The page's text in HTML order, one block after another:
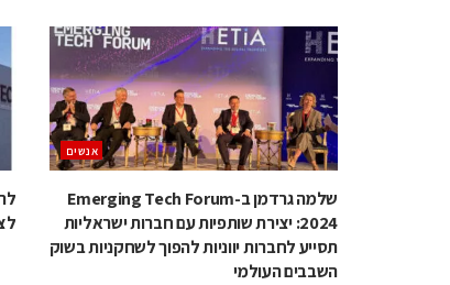
אנשים
שלמה גרדמן ב-Emerging Tech Forum
2024: יצירת שותפיות עם חברות ישראליות
תסייע לחברות יווניות להפוך לשחקניות בשוק
השבבים העולמי